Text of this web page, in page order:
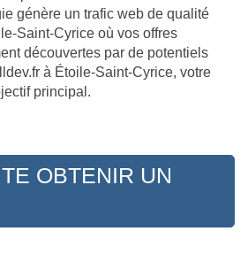
génère un trafic web de qualité
Saint-Cyrice où vos offres
découvertes par de potentiels
à Étoile-Saint-Cyrice, votre
principal.
OBTENIR UN